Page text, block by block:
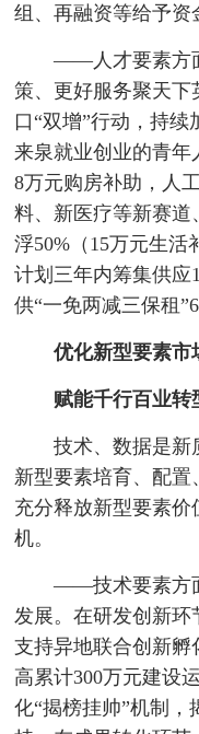
组、再融资等给予资
——人才要素方
策、更好服务聚天下
口“双增”行动，持
来泉就业创业的青年
8万元购房补助，人
料、新医疗等新赛道
浮50%（15万元生活
计划三年内筹集供应
供“一免两减三保租
优化新型要素市
赋能千行百业转
技术、数据是新
新型要素培育、配置
充分释放新型要素
机。
——技术要素方
发展。在研发创新环
支持异地联合创新孵
高累计300万元建设
化“揭榜挂帅”机制，